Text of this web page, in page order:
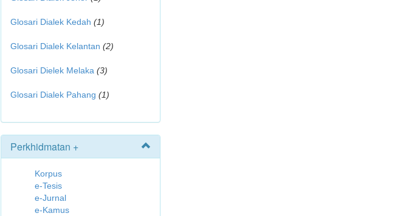
Glosari Dialek Kedah (1)
Glosari Dialek Kelantan (2)
Glosari Dielek Melaka (3)
Glosari Dialek Pahang (1)
Perkhidmatan +
Korpus
e-Tesis
e-Jurnal
e-Kamus